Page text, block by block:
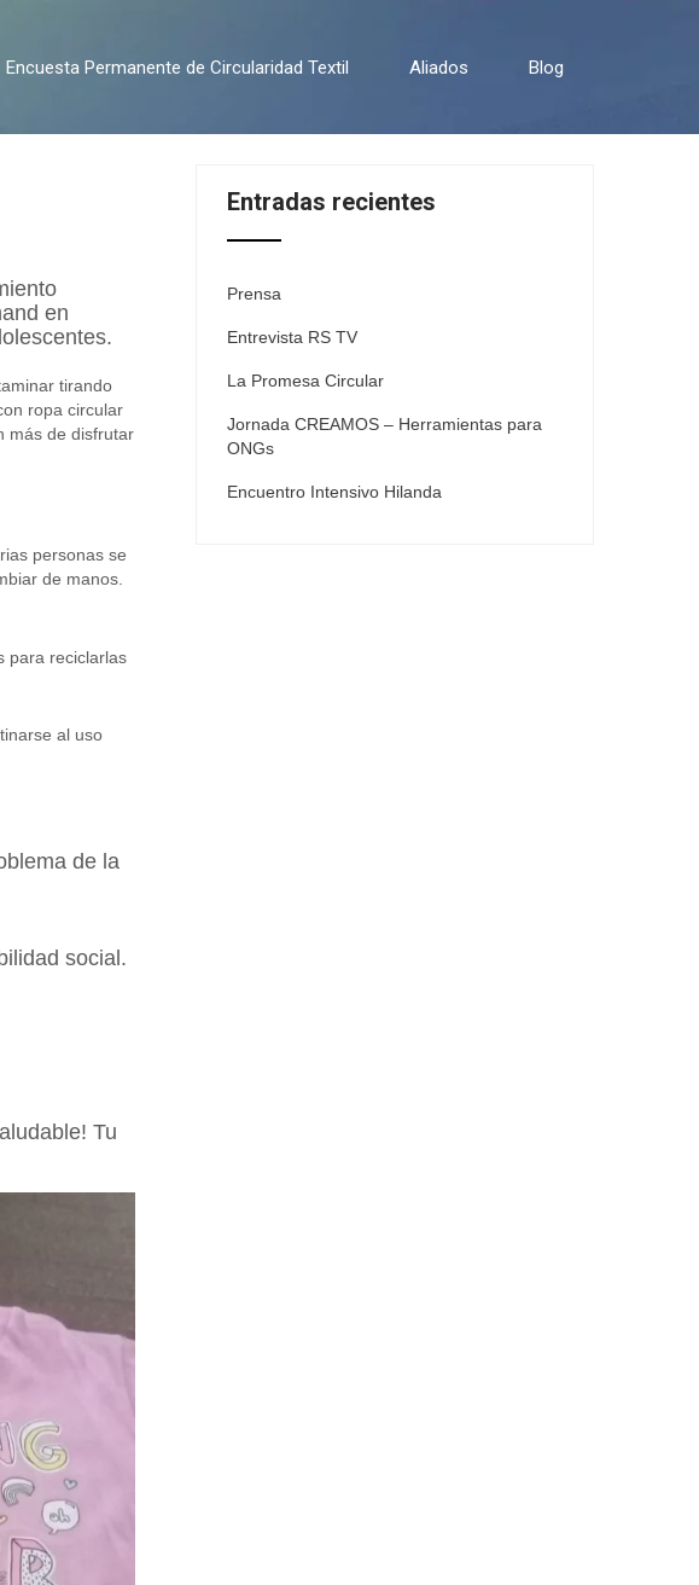
Encuesta Permanente de Circularidad Textil Aliados Blog
en
tirando
ropa circular
más de disfrutar
personas se
de manos.
para reciclarlas
al uso
de la
social.
Tu
Entradas recientes
Prensa
Entrevista RS TV
La Promesa Circular
Jornada CREAMOS – Herramientas para
ONGs
Encuentro Intensivo Hilanda